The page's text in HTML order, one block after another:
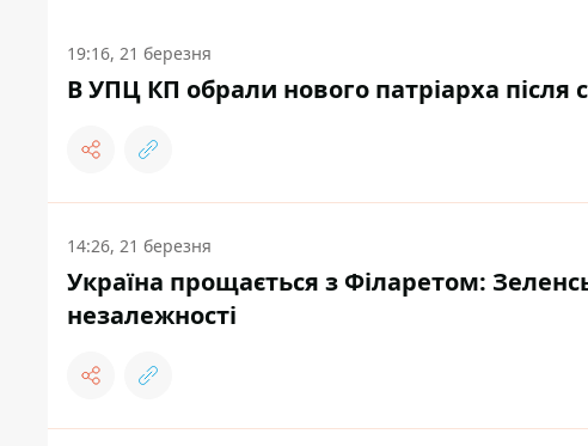
19:16, 21 березня
В УПЦ КП обрали нового патріарха після
14:26, 21 березня
Україна прощається з Філаретом:
незалежності